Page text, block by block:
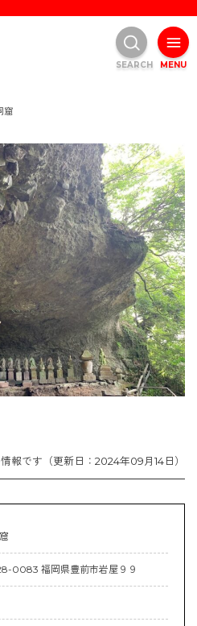
窟
報です（更新日：2024年09月14日）
0083 福岡県豊前市岩屋９９
MENU
SEARCH